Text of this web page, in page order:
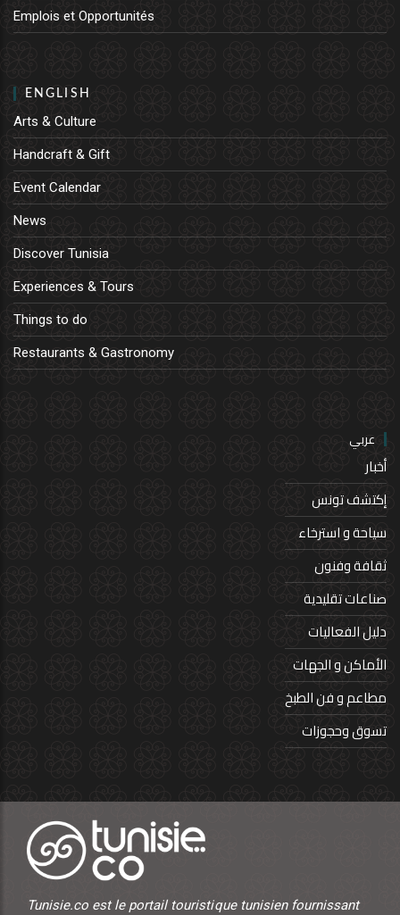
Emplois et Opportunités
ENGLISH
Arts & Culture
Handcraft & Gift
Event Calendar
News
Discover Tunisia
Experiences & Tours
Things to do
Restaurants & Gastronomy
عربي
أخبار
إكتشف تونس
سياحة و استرخاء
ثقافة وفنون
صناعات تقليدية
دليل الفعاليات
الأماكن و الجهات
مطاعم و فن الطبخ
تسوق وحجوزات
Tunisie.co est le portail touristique tunisien fournissant